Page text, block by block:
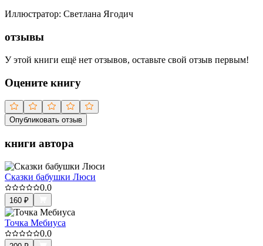
Иллюстратор: Светлана Ягодич
отзывы
У этой книги ещё нет отзывов, оставьте свой отзыв первым!
Оцените книгу
Опубликовать отзыв
книги автора
Сказки бабушки Люси
0.0
160 ₽
Точка Мебиуса
0.0